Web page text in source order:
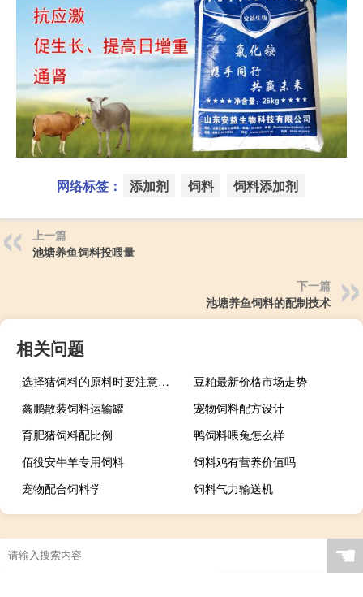
网络标签： 添加剂 饲料 饲料添加剂
上一篇
池塘养鱼饲料投喂量
下一篇
池塘养鱼饲料的配制技术
相关问题
选择猪饲料的原料时要注意哪些问题?
豆粕最新价格市场走势
鑫鹏散装饲料运输罐
宠物饲料配方设计
育肥猪饲料配比例
鸭饲料喂兔怎么样
佰役安牛羊专用饲料
饲料鸡有营养价值吗
宠物配合饲料学
饲料气力输送机
☚